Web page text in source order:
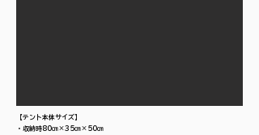
【テント本体サイズ】
・収納時80㎝×35㎝×50㎝